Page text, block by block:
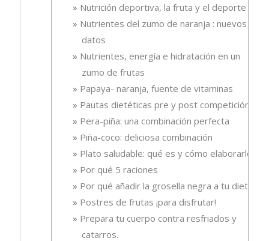
Nutrición deportiva, la fruta y el deporte
Nutrientes del zumo de naranja : nuevos
datos
Nutrientes, energía e hidratación en un
zumo de frutas
Papaya- naranja, fuente de vitaminas
Pautas dietéticas pre y post competición
Pera-piña: una combinación perfecta
Piña-coco: deliciosa combinación
Plato saludable: qué es y cómo elaborarlo
Por qué 5 raciones
Por qué añadir la grosella negra a tu dieta
Postres de frutas ¡para disfrutar!
Prepara tu cuerpo contra resfriados y
catarros.